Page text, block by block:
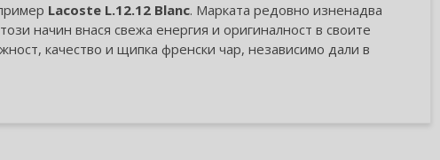
Lacoste L.12.12 Blanc. Марката редовно изненадва
начин внася свежа енергия и оригиналност в своите
качество и щипка френски чар, независимо дали в